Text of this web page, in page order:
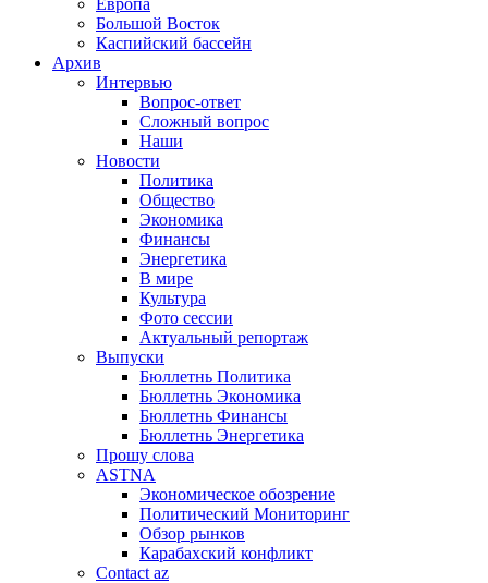
Европа
Большой Восток
Каспийский бассейн
Архив
Интервью
Вопрос-ответ
Сложный вопрос
Наши
Новости
Политика
Общество
Экономика
Финансы
Энергетика
В мире
Культура
Фото сессии
Актуальный репортаж
Выпуски
Бюллетнь Политика
Бюллетнь Экономика
Бюллетнь Финансы
Бюллетнь Энергетика
Прошу слова
ASTNA
Экономическое обозрение
Политический Мониторинг
Обзор рынков
Карабахский конфликт
Contact az